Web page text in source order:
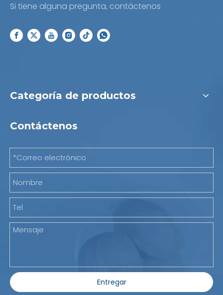
Si tiene alguna pregunta, contáctenos
Categoría de productos
Contáctenos
Entregar